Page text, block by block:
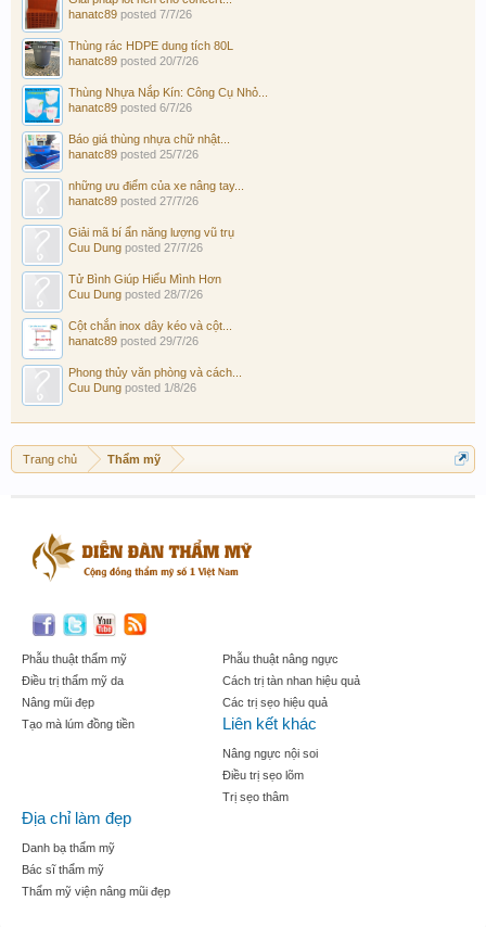
hanatc89 posted 7/7/26
Thùng rác HDPE dung tích 80L
hanatc89 posted 20/7/26
Thùng Nhựa Nắp Kín: Công Cụ Nhỏ...
hanatc89 posted 6/7/26
Báo giá thùng nhựa chữ nhật...
hanatc89 posted 25/7/26
những ưu điểm của xe nâng tay...
hanatc89 posted 27/7/26
Giải mã bí ẩn năng lượng vũ trụ
Cuu Dung posted 27/7/26
Tử Bình Giúp Hiểu Mình Hơn
Cuu Dung posted 28/7/26
Cột chắn inox dây kéo và cột...
hanatc89 posted 29/7/26
Phong thủy văn phòng và cách...
Cuu Dung posted 1/8/26
Trang chủ Thẩm mỹ
Phẫu thuật thẩm mỹ
Điều trị thẩm mỹ da
Nâng mũi đẹp
Tạo mà lúm đồng tiền
Phẫu thuật nâng ngực
Cách trị tàn nhan hiệu quả
Các trị sẹo hiệu quả
Liên kết khác
Nâng ngực nội soi
Điều trị sẹo lõm
Trị sẹo thâm
Địa chỉ làm đẹp
Danh bạ thẩm mỹ
Bác sĩ thẩm mỹ
Thẩm mỹ viện nâng mũi đẹp